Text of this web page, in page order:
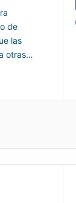
de
las
otras